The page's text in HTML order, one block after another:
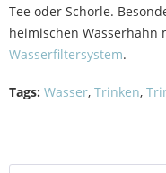
Tee oder Schorle.
heimischen Wasserhahn
Wasserfiltersystem.
Tags: Wasser, Trinken,